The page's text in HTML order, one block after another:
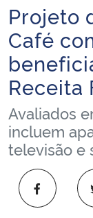
Ministério da
Ministério da
Ministério da Cidadania
Ministério da Saúde
Ministério de Minas e
Início do
Projeto
Café
Receita
Avaliados
incluem
televisão e